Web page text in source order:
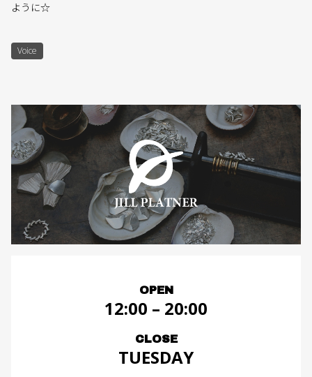
ように☆
Voice
OPEN
12:00 – 20:00
CLOSE
TUESDAY